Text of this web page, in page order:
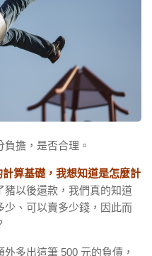
擔，是否合理。
算基礎，我想知道是怎麼計
豬以後還款，我們真的知道
少、可以賣多少錢，因此而
多出這筆 500 元的負債，